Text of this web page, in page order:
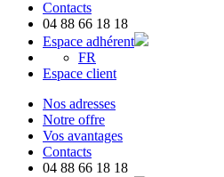
Contacts
04 88 66 18 18
Espace adhérent
FR
Espace client
Nos adresses
Notre offre
Vos avantages
Contacts
04 88 66 18 18